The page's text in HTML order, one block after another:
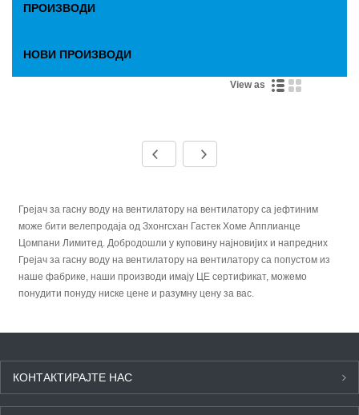
ПРОИЗВОДИ
НОВИ ПРОИЗВОДИ
View as
Грејач за гасну воду на вентилатору на вентилатору са јефтиним
може бити велепродаја од Зхонгсхан Гастек Хоме Апплианце
Цомпани Лимитед. Добродошли у куповину најновијих и напредних
Грејач за гасну воду на вентилатору на вентилатору са попустом из
наше фабрике, наши производи имају ЦЕ сертификат, можемо
понудити понуду ниске цене и разумну цену за вас.
КОНТАКТИРАЈТЕ НАС